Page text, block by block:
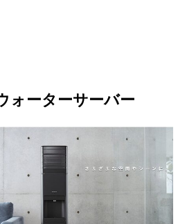
ォーターサーバー